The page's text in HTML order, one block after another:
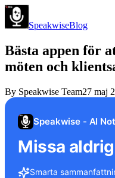
SpeakwiseBlog
Bästa appen för
möten och
By Speakwise Team27 maj
Speakwise - AI
Missa
Smarta